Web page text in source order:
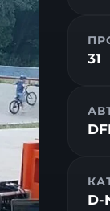
31
D-